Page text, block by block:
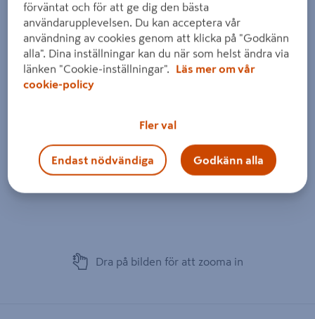
Dra på bilden för att zooma in
förväntat och för att ge dig den bästa
användarupplevelsen. Du kan acceptera vår
användning av cookies genom att klicka på "Godkänn
alla". Dina inställningar kan du när som helst ändra via
länken "Cookie-inställningar".
Läs mer om vår
cookie-policy
Fler val
Endast nödvändiga Godkänn alla